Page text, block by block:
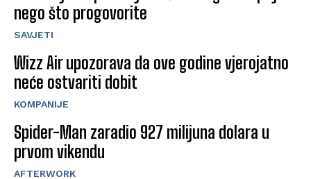
nego što progovorite
SAVJETI
Wizz Air upozorava da ove godine vjerojatno
neće ostvariti dobit
KOMPANIJE
Spider-Man zaradio 927 milijuna dolara u
prvom vikendu
AFTERWORK